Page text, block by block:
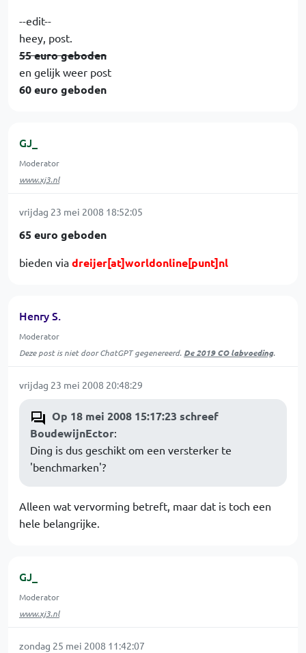
--edit--
heey, post.
55 euro geboden
en gelijk weer post
60 euro geboden
GJ_
Moderator
www.xj3.nl
vrijdag 23 mei 2008 18:52:05
65 euro geboden
bieden via dreijer[at]worldonline[punt]nl
Henry S.
Moderator
Deze post is niet door ChatGPT gegenereerd. De 2019 CO labvoeding.
vrijdag 23 mei 2008 20:48:29
Op 18 mei 2008 15:17:23 schreef
BoudewijnEctor:
Ding is dus geschikt om een versterker te
'benchmarken'?
Alleen wat vervorming betreft, maar dat is toch een
hele belangrijke.
GJ_
Moderator
www.xj3.nl
zondag 25 mei 2008 11:42:07